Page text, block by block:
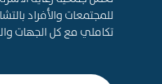
للمجتمعات والأفراد
تكاملي مع كل الجهات